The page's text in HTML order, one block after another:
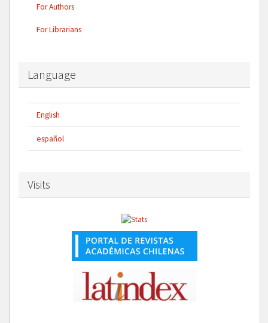
For Authors
For Librarians
Language
English
español
Visits